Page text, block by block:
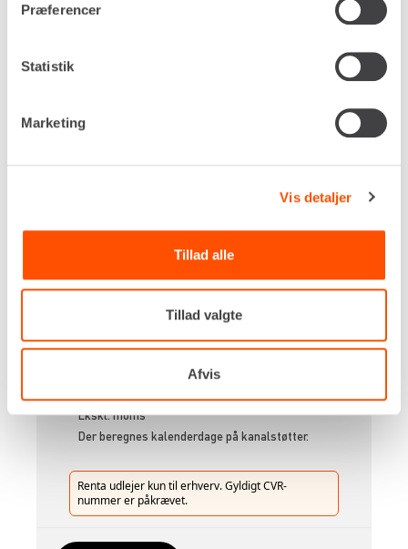
Præferencer
Statistik
Marketing
Vis detaljer
Tillad alle
Tillad valgte
Afvis
Størrelse
39,90 - 37,20 kN
DIN 4124
Egenvægt
Ekskl. moms
Der beregnes kalenderdage på kanalstøtter.
Renta udlejer kun til erhverv. Gyldigt CVR-
nummer er påkrævet.